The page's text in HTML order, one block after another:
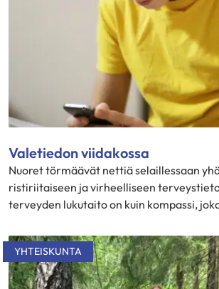
Valetiedon viidakossa
Nuoret törmäävät nettiä selaillessaan
ristiriitaiseen ja virheelliseen
terveyden lukutaito on kuin kompassi,
YHTEISKUNTA